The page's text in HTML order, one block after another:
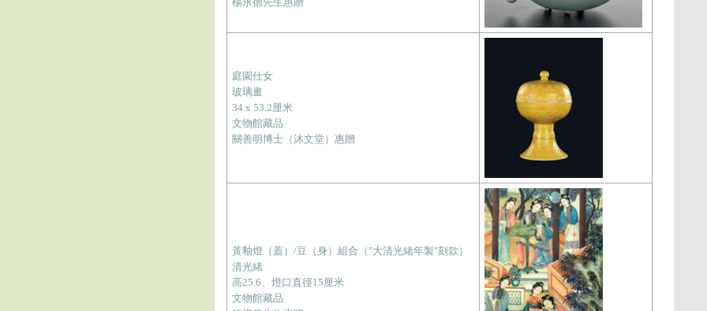
庭園仕女
玻璃畫
34 x 53.2厘米
文物館藏品
關善明博士（沐文堂）惠贈
黃釉燈（蓋）/豆（身）組合（"大清光緒年製"刻款）
清光緒
高25.6、燈口直徑15厘米
文物館藏品